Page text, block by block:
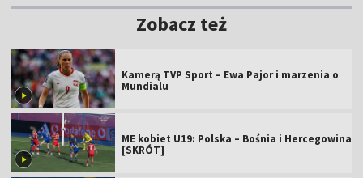
Zobacz też
Kamerą TVP Sport – Ewa Pajor i marzenia o
Mundialu
ME kobiet U19: Polska – Bośnia i Hercegowina
[SKRÓT]